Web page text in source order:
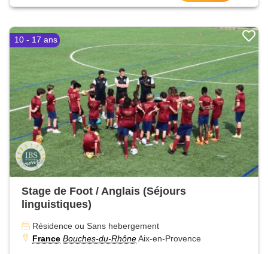
10 - 17 ans
Stage de Foot / Anglais (Séjours
linguistiques)
Résidence ou Sans hebergement
France Bouches-du-RhôneAix-en-Provence